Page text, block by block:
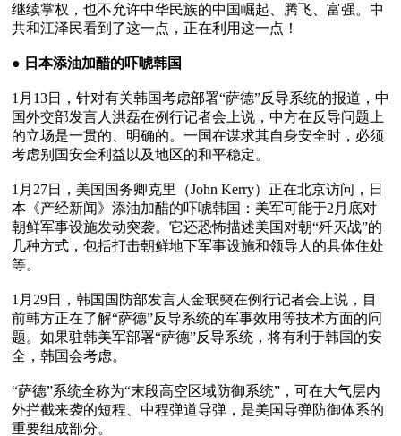
继续掌权，也不允许中华民族的中国崛起、腾飞、富强。中
共和江泽民看到了这一点，正在利用这一点！
● 日本添油加醋的吓唬韩国
1月13日，针对有关韩国考虑部署“萨德”反导系统的报道，中
国外交部发言人洪磊在例行记者会上说，中方在反导问题上
的立场是一贯的、明确的。一国在谋求其自身安全时，必须
考虑别国安全利益以及地区的和平稳定。
1月27日，美国国务卿克里（John Kerry）正在北京访问，日
本《产经新闻》添油加醋的吓唬韩国：美军可能于2月底对
朝鲜军事设施发动突袭。它还恐怖描述美国对朝“歼灭战”的
几种方式，包括打击朝鲜地下军事设施和领导人的具体住处
等。
1月29日，韩国国防部发言人金珉奭在例行记者会上说，目
前韩方正在了解“萨德”反导系统的军事效用等技术方面的问
题。如果驻韩美军部署“萨德”反导系统，将有利于韩国的安
全，韩国会考虑。
“萨德”系统全称为“末段高空区域防御系统”，可在大气层内
外拦截来袭的短程、中程弹道导弹，是美国导弹防御体系的
重要组成部分。